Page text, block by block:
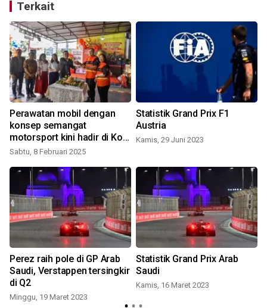
Terkait
Perawatan mobil dengan
konsep semangat
motorsport kini hadir di Kota
Medan
Sabtu, 8 Februari 2025
Statistik Grand Prix F1
Austria
Kamis, 29 Juni 2023
Perez raih pole di GP Arab
Saudi, Verstappen tersingkir
di Q2
Minggu, 19 Maret 2023
Statistik Grand Prix Arab
Saudi
Kamis, 16 Maret 2023